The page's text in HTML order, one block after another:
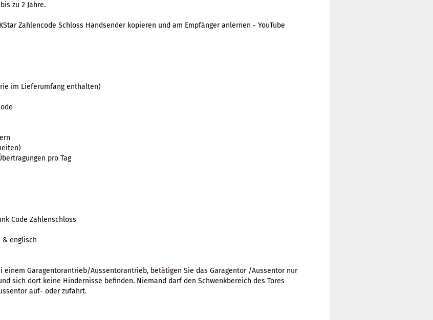
zu 2 Jahre.
Zahlencode Schloss Handsender kopieren und am Empfänger anlernen - YouTube
im Lieferumfang enthalten)
pro Tag
Code Zahlenschloss
& englisch
einem Garagentorantrieb/Aussentorantrieb, betätigen Sie das Garagentor /Aussentor nur
sich dort keine Hindernisse befinden. Niemand darf den Schwenkbereich des Tores
auf- oder zufahrt.